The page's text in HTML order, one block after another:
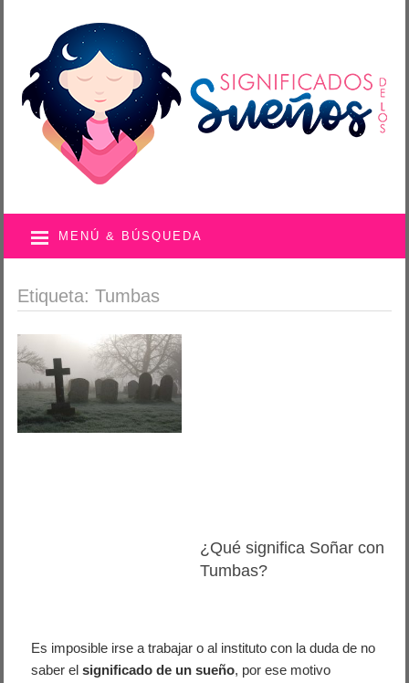
MENÚ & BÚSQUEDA
Etiqueta: Tumbas
¿Qué significa Soñar con
Tumbas?
Es imposible irse a trabajar o al instituto con la duda de no
saber elsignificado de un sueño, por ese motivo